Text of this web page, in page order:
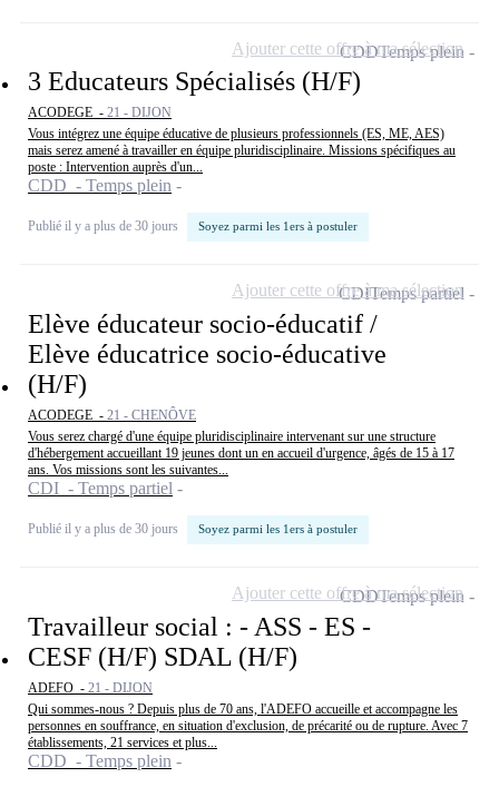
3 Educateurs Spécialisés (H/F)
ACODEGE - 21 - DIJON
Vous intégrez une équipe éducative de plusieurs professionnels (ES, ME, AES)
mais serez amené à travailler en équipe pluridisciplinaire. Missions spécifiques au
poste : Intervention auprès d'un...
CDD - Temps plein
Publié il y a plus de 30 jours Soyez parmi les 1ers à postuler
CDDTemps plein
Ajouter cette offre à ma sélection
Elève éducateur socio-éducatif /
Elève éducatrice socio-éducative
(H/F)
ACODEGE - 21 - CHENÔVE
Vous serez chargé d'une équipe pluridisciplinaire intervenant sur une structure
d'hébergement accueillant 19 jeunes dont un en accueil d'urgence, âgés de 15 à 17
ans. Vos missions sont les suivantes...
CDI - Temps partiel
Publié il y a plus de 30 jours Soyez parmi les 1ers à postuler
CDITemps partiel
Ajouter cette offre à ma sélection
Travailleur social : - ASS - ES -
CESF (H/F) SDAL (H/F)
ADEFO - 21 - DIJON
Qui sommes-nous ? Depuis plus de 70 ans, l'ADEFO accueille et accompagne les
personnes en souffrance, en situation d'exclusion, de précarité ou de rupture. Avec 7
établissements, 21 services et plus...
CDD - Temps plein
CDDTemps plein
Ajouter cette offre à ma sélection